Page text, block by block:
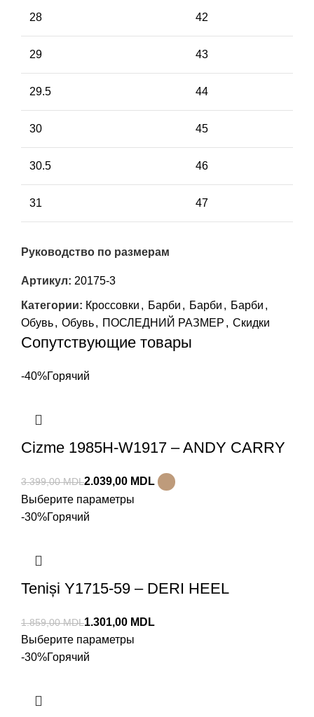
28 42
29 43
29.5 44
30 45
30.5 46
31 47
Руководство по размерам
Артикул: 20175-3
Категории: Кроссовки , Барби , Барби , Барби ,
Обувь, Обувь, ПОСЛЕДНИЙ РАЗМЕР , Скидки
Сопутствующие товары
-40%Горячий
Cizme 1985H-W1917 – ANDY CARRY
3.399,00MDL2.039,00 MDL
Выберите параметры
-30%Горячий
Teniși Y1715-59 – DERI HEEL
1.859,00MDL1.301,00 MDL
Выберите параметры
-30%Горячий